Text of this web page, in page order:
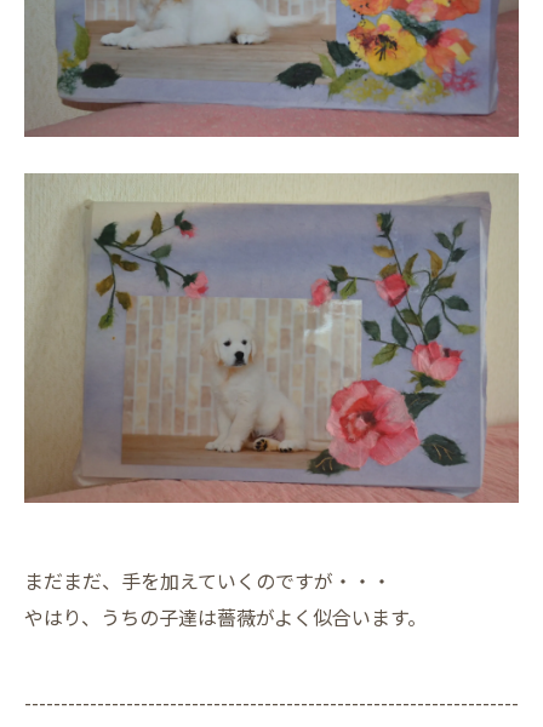
まだまだ、手を加えていくのですが・・・
やはり、うちの子達は薔薇がよく似合います。
--------------------------------------------------------------------